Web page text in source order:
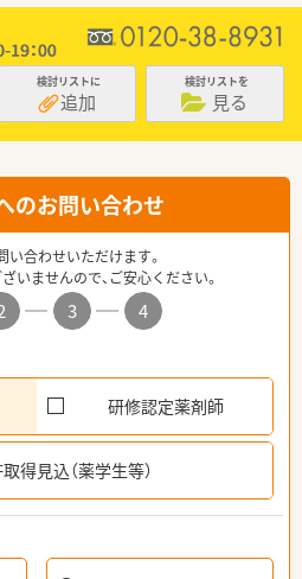
検討リストに
追加
検討リストを
見る
のお問い合わせ
合わせいただけます。
いませんので、ご安心ください。
3
4
研修認定薬剤師
得見込（薬学生等）